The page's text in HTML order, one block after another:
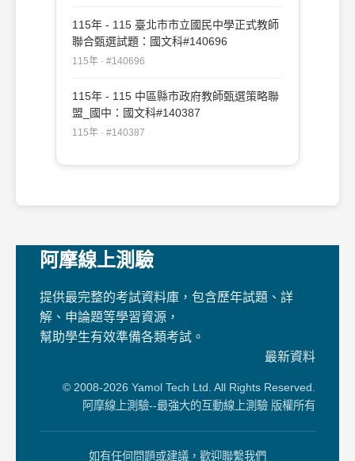
115年 - 115 臺北市市立國民中學正式教師
聯合甄選試題：國文科#140696
115年 · #140696
115年 - 115 中區縣市政府教師甄選策略聯
盟_國中：國文科#140387
115年 · #140387
阿摩線上測驗
提供最完整的考試資料庫，包含歷年試題、詳
解、申論題等學習資源，
幫助學生有效準備各類考試。
最新資料
© 2008-2026 Yamol Tech Ltd. All Rights Reserved.
阿摩線上測驗--最強大的互動線上測驗 版權所有
如有任何問題或建議，歡迎聯繫我們